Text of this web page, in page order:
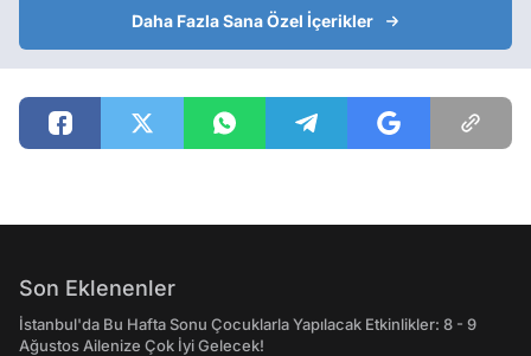
Daha Fazla Sana Özel İçerikler
Son Eklenenler
İstanbul'da Bu Hafta Sonu Çocuklarla Yapılacak Etkinlikler: 8 - 9
Ağustos Ailenize Çok İyi Gelecek!